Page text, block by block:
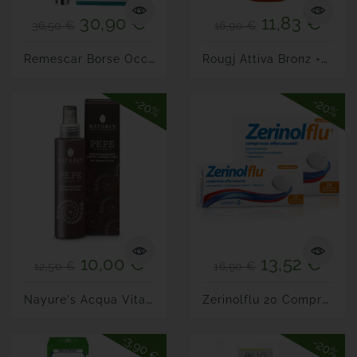
30,90 €
R
Emescar Borse Occhiaie...
11,83 €
R
Ougj Attiva Bronz +40% -...
-20%
10,00 €
N
Ayure's Acqua Vitalizzante...
-20%
13,52 €
Z
Erinolflu 20 Compresse...
-3,90 € -20%